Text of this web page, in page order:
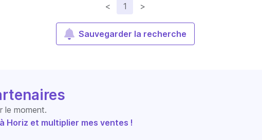
< 1 >
Sauvegarder la recherche
le moment.
Horiz et multiplier mes ventes !